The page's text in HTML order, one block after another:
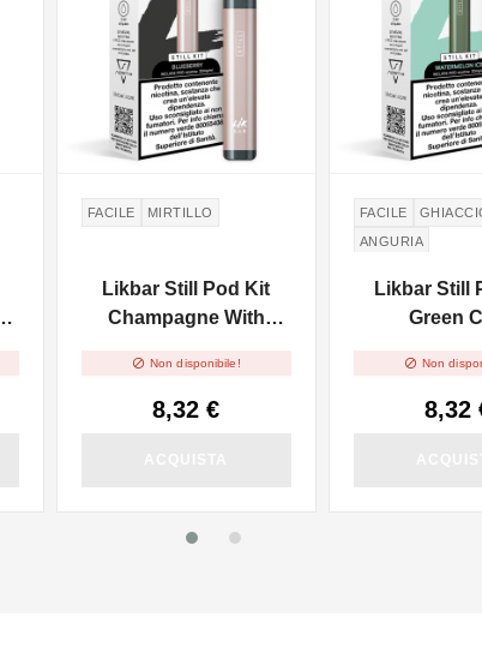
FACILE MIRTILLO
Likbar Still Pod Kit
Champagne With
20mg/ml
 Non disponibile!
8,32 €
FACILE
ANGURIA
Likbar Still
Green
Precericata -
 Non
8,32